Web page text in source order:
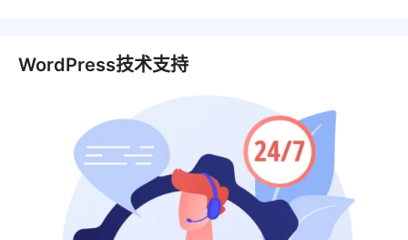
WordPress技术支持